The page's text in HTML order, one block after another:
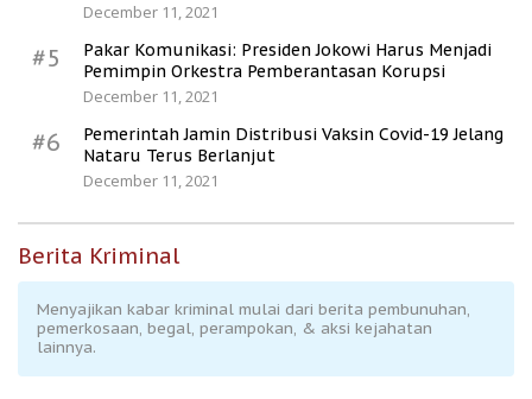
December 11, 2021
#5
Pakar Komunikasi: Presiden Jokowi Harus Menjadi
Pemimpin Orkestra Pemberantasan Korupsi
December 11, 2021
#6
Pemerintah Jamin Distribusi Vaksin Covid-19 Jelang
Nataru Terus Berlanjut
December 11, 2021
Berita Kriminal
Menyajikan kabar kriminal mulai dari berita pembunuhan,
pemerkosaan, begal, perampokan, & aksi kejahatan
lainnya.